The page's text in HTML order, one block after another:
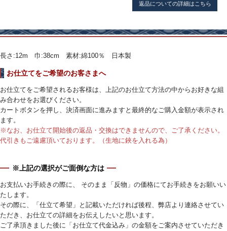
返品についての詳細はこちら
長さ:12m 巾:38cm 素材:綿100％ 日本製
お仕立てをご希望のお客さまへ
お仕立てをご希望されるお客様は、上記のお仕立て方法の中からお好きな組
み合わせをお選びください。
カートボタンを押し、決済画面に進みますと最終的なご購入金額が表示され
ます。
※なお、お仕立て開始後の返品・交換はできませんので、ご了承ください。
代引きもご遠慮頂いております。（生地に鋏を入れる為）
※上記の選択がご面倒な方は
お支払いお手続きの際に、 そのまま「反物」の価格にてお手続きをお願いい
たします。
その際に、「仕立て希望」と記載いただければ後程、弊店より連絡させてい
ただき、お仕立ての詳細をお伝えしたいと思います。
ご了承頂きました後に「お仕立て代金込み」の金額をご案内させていただき